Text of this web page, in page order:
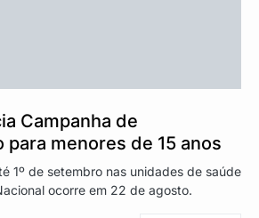
Campanha de
para menores de 15 anos
1º de setembro nas unidades de saúde
ocorre em 22 de agosto.